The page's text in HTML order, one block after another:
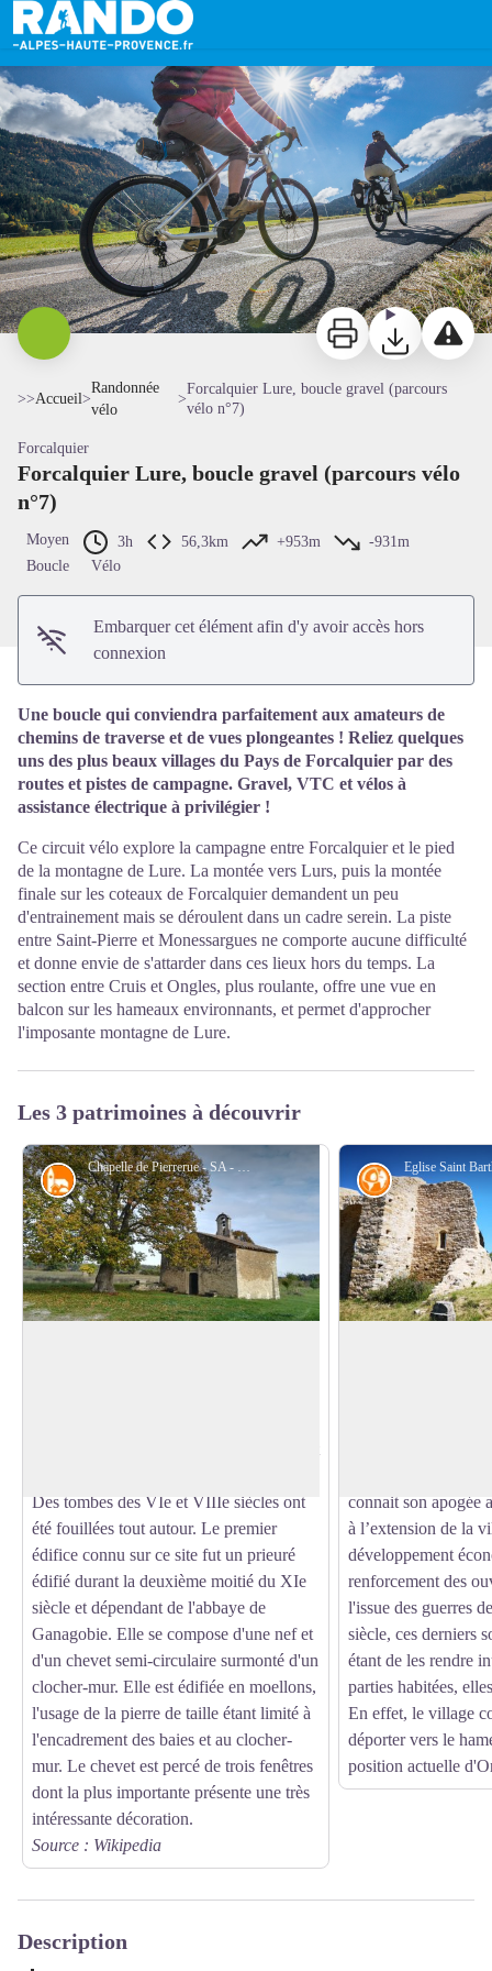
Forcalquier Lure, boucle gravel (parcours vélo n°7)
ImprimerTéléchargerSignaler
>>Accueil>
Randonnée
vélo
>
Forcalquier Lure, boucle gravel (parcours
vélo n°7)
Forcalquier
Forcalquier Lure, boucle gravel (parcours vélo
n°7)
Moyen 3h 56,3km +953m
-931m
Boucle
Vélo
Embarquer cet élément afin d'y avoir accès hors
connexion
Une boucle qui conviendra parfaitement aux amateurs de
chemins de traverse et de vues plongeantes ! Reliez quelques
uns des plus beaux villages du Pays de Forcalquier par des
routes et pistes de campagne. Gravel, VTC et vélos à
assistance électrique à privilégier !
Ce circuit vélo explore la campagne entre Forcalquier et le pied
de la montagne de Lure. La montée vers Lurs, puis la montée
finale sur les coteaux de Forcalquier demandent un peu
d'entrainement mais se déroulent dans un cadre serein. La piste
entre Saint-Pierre et Monessargues ne comporte aucune difficulté
et donne envie de s'attarder dans ces lieux hors du temps. La
section entre Cruis et Ongles, plus roulante, offre une vue en
balcon sur les hameaux environnants, et permet d'approcher
l'imposante montagne de Lure.
Les 3 patrimoines à découvrir
Chapelle de Pierrerue - SA - CD Alpes de Haute Provence
Petit patrimoine
Des tombes des VIe et VIIIe siècles ont
été fouillées tout autour. Le premier
édifice connu sur ce site fut un prieuré
édifié durant la deuxième moitié du XIe
siècle et dépendant de l'abbaye de
Ganagobie. Elle se compose d'une nef et
d'un chevet semi-circulaire surmonté d'un
clocher-mur. Elle est édifiée en moellons,
l'usage de la pierre de taille étant limité à
l'encadrement des baies et au clocher-
mur. Le chevet est percé de trois fenêtres
dont la plus importante présente une très
intéressante décoration.
Source : Wikipedia
Histoire
connait son apogée
à l’extension de la
développement
renforcement des
l'issue des guerres
siècle, ces derniers
étant de les rendre
parties habitées,
En effet, le village
déporter vers le
position actuelle
Description